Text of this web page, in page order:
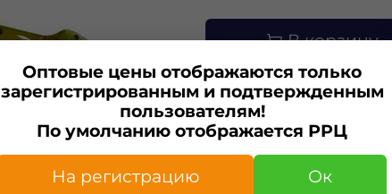
В корзину
Отзывы
Отзывов еще никто не
Оптовые цены отображаются только
зарегистрированным и подтвержденным
пользователям!
По умолчанию отображается РРЦ
На регистрацию Ок